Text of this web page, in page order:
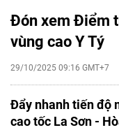
Đón xem Điểm
vùng cao Y Tý
29/10/2025 09:16 GMT+7
Đẩy nhanh tiến độ
cao tốc La Sơn -